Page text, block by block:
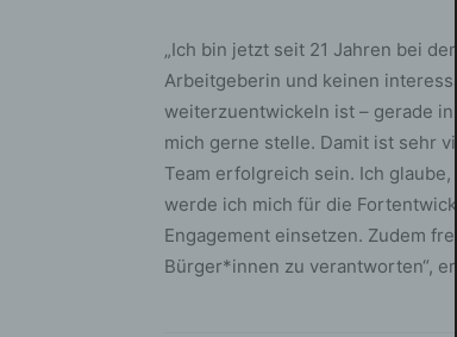
„Ich bin jetzt seit 21 Jahren bei
Arbeitgeberin und keinen
weiterzuentwickeln ist – gerade
mich gerne stelle. Damit ist sehr
Team erfolgreich sein. Ich
werde ich mich für die
Engagement einsetzen. Zudem
Bürger*innen zu verantworten“,